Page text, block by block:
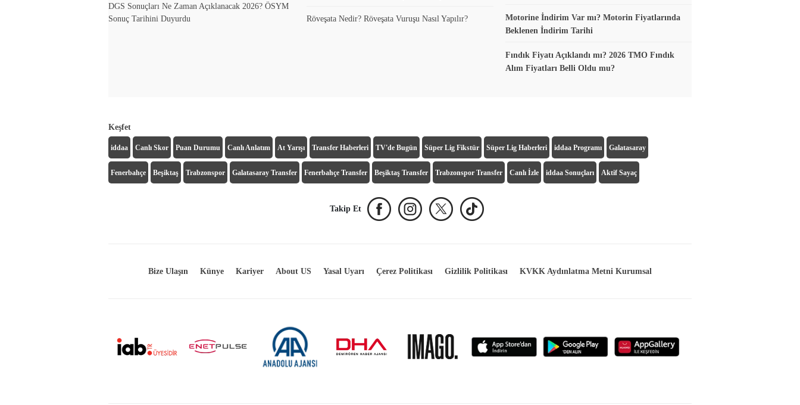
DGS Sonuçları Ne Zaman Açıklanacak 2026? ÖSYM
Sonuç Tarihini Duyurdu
Röveşata Nedir? Röveşata Vuruşu Nasıl Yapılır?
Motorine İndirim Var mı? Motorin Fiyatlarında
Beklenen İndirim Tarihi
Fındık Fiyatı Açıklandı mı? 2026 TMO Fındık
Alım Fiyatları Belli Oldu mu?
Keşfet
iddaa Canlı Skor Puan Durumu Canlı Anlatım At Yarışı Transfer Haberleri TV'de Bugün Süper Lig Fikstür Süper Lig Haberleri iddaa Programı Galatasaray
Fenerbahçe Beşiktaş Trabzonspor Galatasaray Transfer Fenerbahçe Transfer Beşiktaş Transfer Trabzonspor Transfer Canlı İzle iddaa Sonuçları Aktif Sayaç
Takip Et
Bize Ulaşın Künye Kariyer About US Yasal Uyarı Çerez Politikası Gizlilik Politikası KVKK Aydınlatma Metni Kurumsal